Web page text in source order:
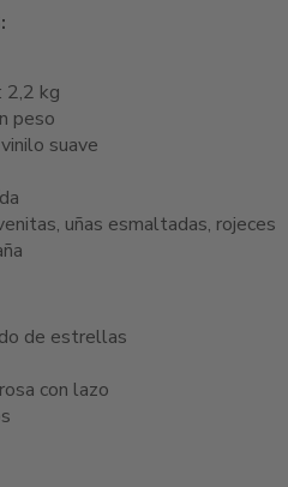
2,2 kg
peso
suave
uñas esmaltadas, rojeces
de estrellas
con lazo